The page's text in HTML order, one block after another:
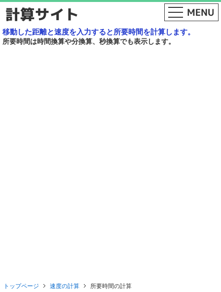
移動した距離と速度を入力すると所要時間を計算します。
所要時間は時間換算や分換算、秒換算でも表示します。
トップページ 速度の計算 所要時間の計算